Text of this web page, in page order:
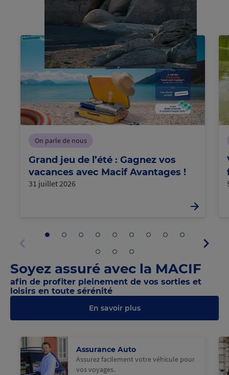
On parle de nous
Grand jeu de l’été : Gagnez vos
vacances avec Macif Avantages !
31 juillet 2026
précédent
Aller
Aller
Aller
panneau
Aller
panneau
4
Aller
panneau
Aller
panneau
Aller
Aller
Aller
Aller
au
panneau
10
Aller
panneau
11
Aller
panneau
12
Soyez assuré avec la MACIF
afin de profiter pleinement de vos sorties et
loisirs en toute sérénité
En savoir plus
Assurance Auto
Assurez facilement votre véhicule pour
vos voyages.
@Macif
C
h
a
r
g
e
m
e
n
t
en
c
o
u
rs